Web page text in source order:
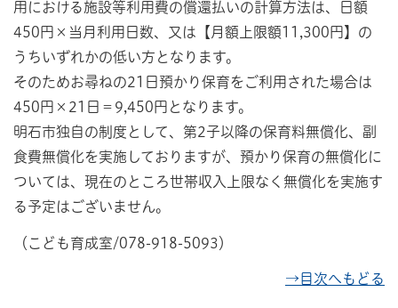
用における施設等利用費の償還払いの計算方法は、日額
450円×当月利用日数、又は【月額上限額11,300円】の
うちいずれかの低い方となります。
そのためお尋ねの21日預かり保育をご利用された場合は
450円×21日＝9,450円となります。
明石市独自の制度として、第2子以降の保育料無償化、副
食費無償化を実施しておりますが、預かり保育の無償化に
ついては、現在のところ世帯収入上限なく無償化を実施す
る予定はございません。
（こども育成室/078-918-5093）
→目次へもどる